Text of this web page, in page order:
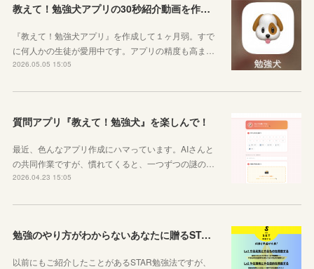
教えて！勉強犬アプリの30秒紹介動画を作成しました
『教えて！勉強犬アプリ』を作成して１ヶ月弱。すで
に何人かの生徒が愛用中です。アプリの精度も高ま…
2026.05.05 15:05
質問アプリ『教えて！勉強犬』を楽しんで！
最近、色んなアプリ作成にハマっています。AIさんと
の共同作業ですが、慣れてくると、一つずつの謎の…
2026.04.23 15:05
勉強のやり方がわからないあなたに贈るSTAR勉強法
以前にもご紹介したことがあるSTAR勉強法ですが、